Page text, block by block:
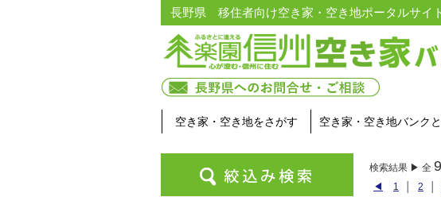
長野県 移住者向け空き家・空き地ポータルサイ
空き家・空き地をさがす 空き家・空き地バンク
検索結果 ▶ 全
◀
1 2